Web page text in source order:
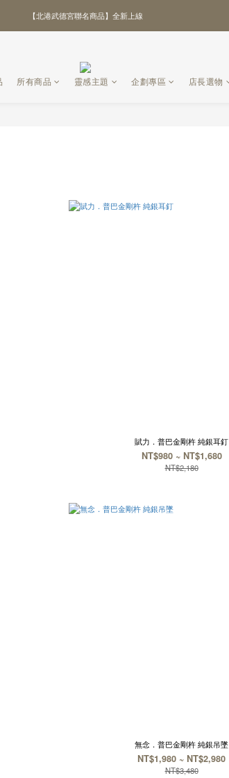
\ 全館優惠88折！滿額再贈好禮 /
\ 全館優惠88折！滿額再贈好禮 /
所有商品 靈感主題 企劃專區 店長選物
賦力．普巴金剛杵 純銀耳釘
NT$980 ~ NT$1,680
NT$2,180
無念．普巴金剛杵 純銀吊墜
NT$1,980 ~ NT$2,980
NT$3,480